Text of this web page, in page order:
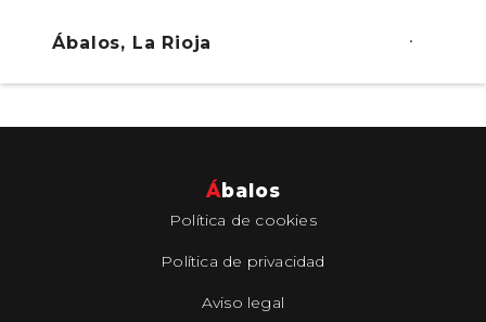
Ábalos, La Rioja
Á balos
Política de cookies
Política de privacidad
Aviso legal